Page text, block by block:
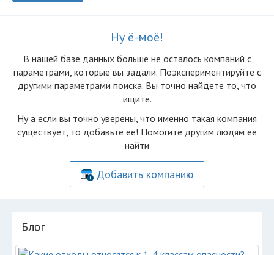
Ну ё-моё!
В нашей базе данных больше не осталоcь компаний с
параметрами, которые вы задали. Поэкспериментируйте с
другими параметрами поиска. Вы точно найдете то, что
ищите.
Ну а если вы точно уверены, что именно такая компания
существует, то добавьте её! Помогите другим людям её
найти
Добавить компанию
Блог